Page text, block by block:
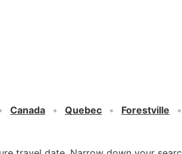
Canada Quebec Forestville